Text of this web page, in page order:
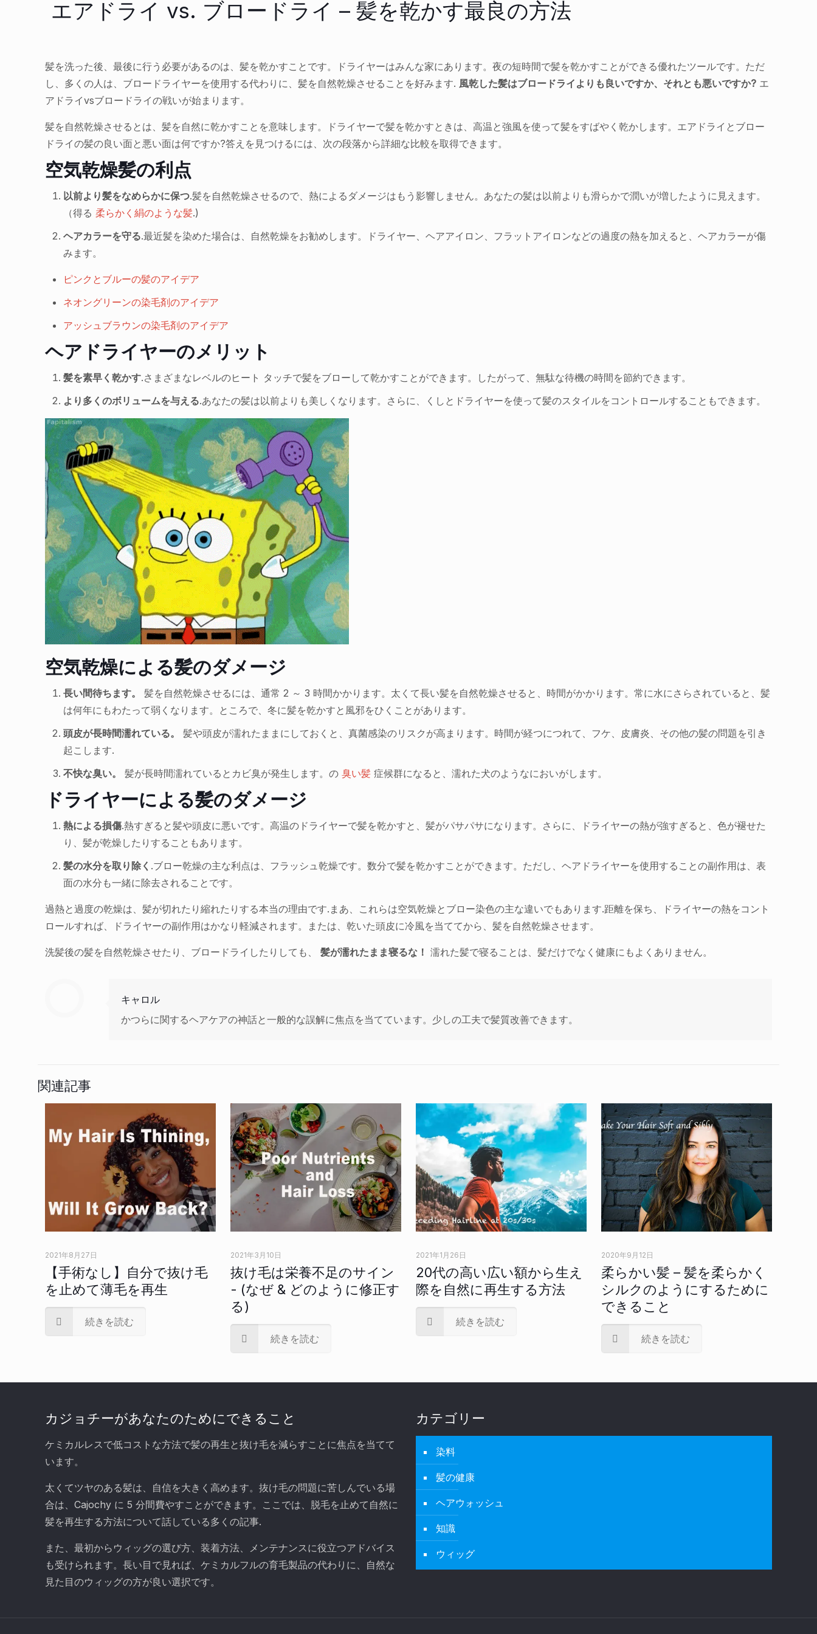
エアドライ vs. ブロードライ – 髪を乾かす最良の方法
髪を洗った後、最後に行う必要があるのは、髪を乾かすことです。ドライヤーはみんな家にあります。夜の短時間で髪を乾かすことができる優れたツールです。ただ
し、多くの人は、ブロードライヤーを使用する代わりに、髪を自然乾燥させることを好みます. 風乾した髪はブロードライよりも良いですか、それとも悪いですか? エ
アドライvsブロードライの戦いが始まります。
髪を自然乾燥させるとは、髪を自然に乾かすことを意味します。ドライヤーで髪を乾かすときは、高温と強風を使って髪をすばやく乾かします。エアドライとブロー
ドライの髪の良い面と悪い面は何ですか?答えを見つけるには、次の段落から詳細な比較を取得できます。
空気乾燥髪の利点
以前より髪をなめらかに保つ.髪を自然乾燥させるので、熱によるダメージはもう影響しません。あなたの髪は以前よりも滑らかで潤いが増したように見えます。
（得る柔らかく絹のような髪.)
ヘアカラーを守る.最近髪を染めた場合は、自然乾燥をお勧めします。ドライヤー、ヘアアイロン、フラットアイロンなどの過度の熱を加えると、ヘアカラーが傷
みます。
ピンクとブルーの髪のアイデア
ネオングリーンの染毛剤のアイデア
アッシュブラウンの染毛剤のアイデア
ヘアドライヤーのメリット
髪を素早く乾かす.さまざまなレベルのヒート タッチで髪をブローして乾かすことができます。したがって、無駄な待機の時間を節約できます。
より多くのボリュームを与える.あなたの髪は以前よりも美しくなります。さらに、くしとドライヤーを使って髪のスタイルをコントロールすることもできます。
空気乾燥による髪のダメージ
長い間待ちます。
髪を自然乾燥させるには、通常 2 ～ 3 時間かかります。太くて長い髪を自然乾燥させると、時間がかかります。常に水にさらされていると、髪
は何年にもわたって弱くなります。ところで、冬に髪を乾かすと風邪をひくことがあります。
頭皮が長時間濡れている。
髪や頭皮が濡れたままにしておくと、真菌感染のリスクが高まります。時間が経つにつれて、フケ、皮膚炎、その他の髪の問題を引き
起こします.
不快な臭い。髪が長時間濡れているとカビ臭が発生します。の臭い髪 症候群になると、濡れた犬のようなにおいがします。
ドライヤーによる髪のダメージ
熱による損傷.熱すぎると髪や頭皮に悪いです。高温のドライヤーで髪を乾かすと、髪がパサパサになります。さらに、ドライヤーの熱が強すぎると、色が褪せた
り、髪が乾燥したりすることもあります。
髪の水分を取り除く .ブロー乾燥の主な利点は、フラッシュ乾燥です。数分で髪を乾かすことができます。ただし、ヘアドライヤーを使用することの副作用は、表
面の水分も一緒に除去されることです。
過熱と過度の乾燥は、髪が切れたり縮れたりする本当の理由です.まあ、これらは空気乾燥とブロー染色の主な違いでもあります.距離を保ち、ドライヤーの熱をコント
ロールすれば、ドライヤーの副作用はかなり軽減されます。または、乾いた頭皮に冷風を当ててから、髪を自然乾燥させます。
洗髪後の髪を自然乾燥させたり、ブロードライしたりしても、髪が濡れたまま寝るな！ 濡れた髪で寝ることは、髪だけでなく健康にもよくありません。
キャロル
かつらに関するヘアケアの神話と一般的な誤解に焦点を当てています。少しの工夫で髪質改善できます。
関連記事
2021年8月27日
【手術なし】自分で抜け毛
を止めて薄毛を再生
続きを読む
2021年3月10日
抜け毛は栄養不足のサイン
- (なぜ & どのように修正す
る)
続きを読む
2021年1月26日
20代の高い広い額から生え
際を自然に再生する方法
続きを読む
2020年9月12日
柔らかい髪 – 髪を柔らかく
シルクのようにするために
できること
続きを読む
カジョチーがあなたのためにできること
ケミカルレスで低コストな方法で髪の再生と抜け毛を減らすことに焦点を当てて
います。
太くてツヤのある髪は、自信を大きく高めます。抜け毛の問題に苦しんでいる場
合は、Cajochy に 5 分間費やすことができます。ここでは、脱毛を止めて自然に
髪を再生する方法について話している多くの記事.
また、最初からウィッグの選び方、装着方法、メンテナンスに役立つアドバイス
も受けられます。長い目で見れば、ケミカルフルの育毛製品の代わりに、自然な
見た目のウィッグの方が良い選択です。
カテゴリー
染料
髪の健康
ヘアウォッシュ
知識
ウィッグ